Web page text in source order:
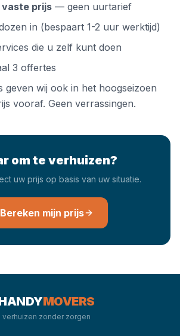
vaste prijs — geen uurtarief
in (bespaart 1-2 uur werktijd)
die u zelf kunt doen
3 offertes
geven wij ook in het hoogseizoen
vooraf. Geen verrassingen.
om te verhuizen?
uw prijs op basis van uw situatie.
Bereken mijn prijs
MOVERS
verhuizen zonder zorgen